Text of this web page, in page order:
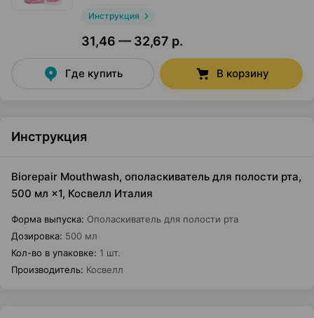
Инструкция
31,46 — 32,67 р.
Где купить В корзину
Инструкция
Biorepair Mouthwash, ополаскиватель для полости рта,
500 мл ×1, Косвелл Италия
Форма выпуска: Ополаскиватель для полости рта
Дозировка: 500 мл
Кол-во в упаковке: 1 шт.
Производитель: Косвелл